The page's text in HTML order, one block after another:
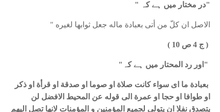
"در مختار میں ہے کہ "
الاصل ان كلّ من أتى بعبادة ماله جعل ثوابها لغيره "
( ج 4 ص 10 )
"اور رد المحتار میں ہے کہ"
بعبادة ما اى سواء كانت صلاة او صوما او صدقة او قرأة او ذكر
او طوافا او حجا او عمرة الى قوله عن المحيط الافضل لن
يتصدق نفلا ان يتولى لجميع المؤمنين و المؤمنات لانها تصل اليهم